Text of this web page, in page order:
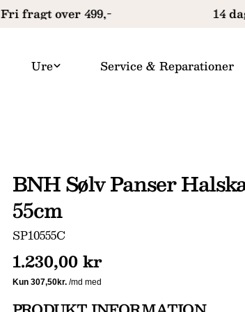
Fri fragt over 499,- 14
Ure Service & Reparationer
BNH Sølv Panser
55cm
SKU:
SP10555C
Normal
pris
1.230,00 kr